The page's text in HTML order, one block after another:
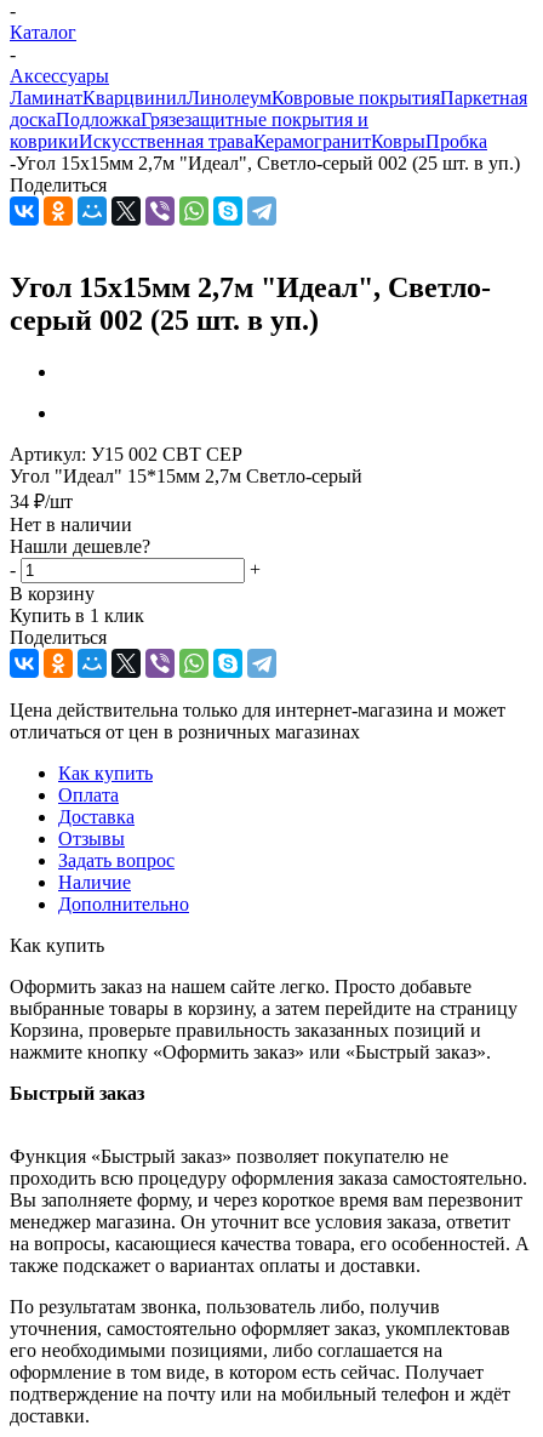
-
Каталог
-
Аксессуары
ЛаминатКварцвинилЛинолеумКовровые покрытияПаркетная
доскаПодложкаГрязезащитные покрытия и
коврикиИскусственная траваКерамогранитКоврыПробка
-Угол 15х15мм 2,7м "Идеал", Светло-серый 002 (25 шт. в уп.)
Поделиться
Угол 15х15мм 2,7м "Идеал", Светло-
серый 002 (25 шт. в уп.)
Артикул: У15 002 СВТ СЕР
Угол "Идеал" 15*15мм 2,7м Светло-серый
34 ₽/шт
Нет в наличии
Нашли дешевле?
-
+
В корзину
Купить в 1 клик
Поделиться
Цена действительна только для интернет-магазина и может
отличаться от цен в розничных магазинах
Как купить
Оплата
Доставка
Отзывы
Задать вопрос
Наличие
Дополнительно
Как купить
Оформить заказ на нашем сайте легко. Просто добавьте
выбранные товары в корзину, а затем перейдите на страницу
Корзина, проверьте правильность заказанных позиций и
нажмите кнопку «Оформить заказ» или «Быстрый заказ».
Быстрый заказ
Функция «Быстрый заказ» позволяет покупателю не
проходить всю процедуру оформления заказа самостоятельно.
Вы заполняете форму, и через короткое время вам перезвонит
менеджер магазина. Он уточнит все условия заказа, ответит
на вопросы, касающиеся качества товара, его особенностей. А
также подскажет о вариантах оплаты и доставки.
По результатам звонка, пользователь либо, получив
уточнения, самостоятельно оформляет заказ, укомплектовав
его необходимыми позициями, либо соглашается на
оформление в том виде, в котором есть сейчас. Получает
подтверждение на почту или на мобильный телефон и ждёт
доставки.